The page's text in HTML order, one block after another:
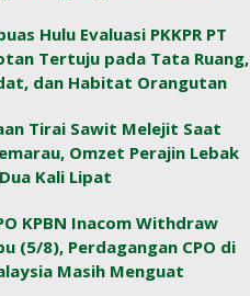
Hulu Evaluasi PKKPR PT
Tertuju pada Tata Ruang,
dan Habitat Orangutan
Tirai Sawit Melejit Saat
Omzet Perajin Lebak
Kali Lipat
KPBN Inacom Withdraw
(5/8), Perdagangan CPO di
Masih Menguat